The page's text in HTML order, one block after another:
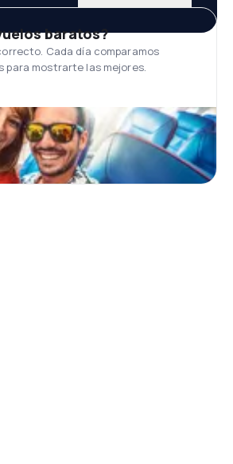
baratos?
Cada día comparamos
para mostrarte las mejores.